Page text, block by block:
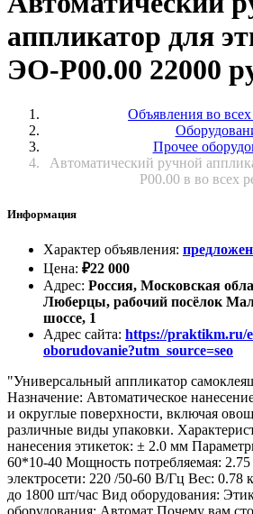
аппликатор для
ЭО-Р00.00 22000
Объявления во
Прочее
Автоматический ручной
Р00.00 в во всех
Информация
Характер объявления:
Цена: ₽22 000
Адрес: Россия, Московская
Люберцы, рабочий посёлок
шоссе, 1
Адрес сайта: https://praktikm.ru/
oborudovanie?utm_source=seo
"Универсальный аппликатор
Назначение: Автоматическое
и округлые поверхности, включая
различные виды упаковки.
нанесения этикеток: ± 2.0 мм
60*10-40 Мощность потребляемая:
электросети: 220 /50-60 В/Гц Вес: 0.78
до 1800 шт/час Вид оборудования: